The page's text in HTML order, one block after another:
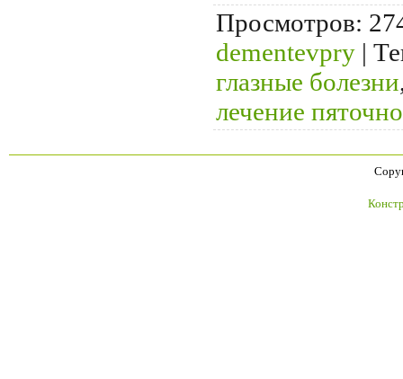
Просмотров:
dementevpry |
глазные болезни
лечение